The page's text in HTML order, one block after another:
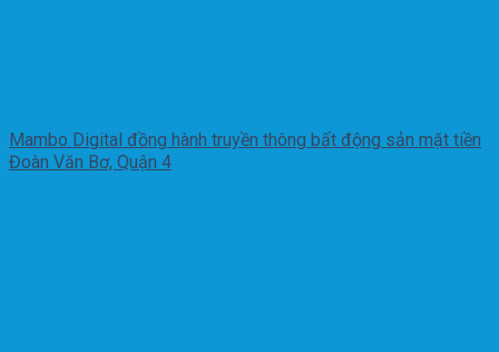
Mambo Digital đồng hành truyền thông bất động sản mặt tiền
Đoàn Văn Bơ, Quận 4